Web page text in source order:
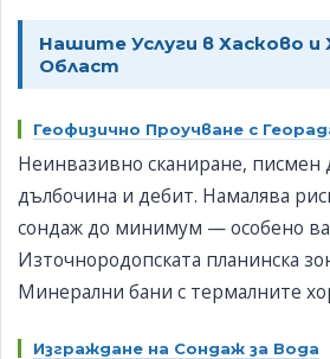
Нашите Услуги в Хасково и
Област
Геофизично Проучване с
Неинвазивно сканиране, писмен
дълбочина и дебит. Намалява
сондаж до минимум — особено
Източнородопската планинска
Минерални бани с термалните
Изграждане на Сондаж за Вода